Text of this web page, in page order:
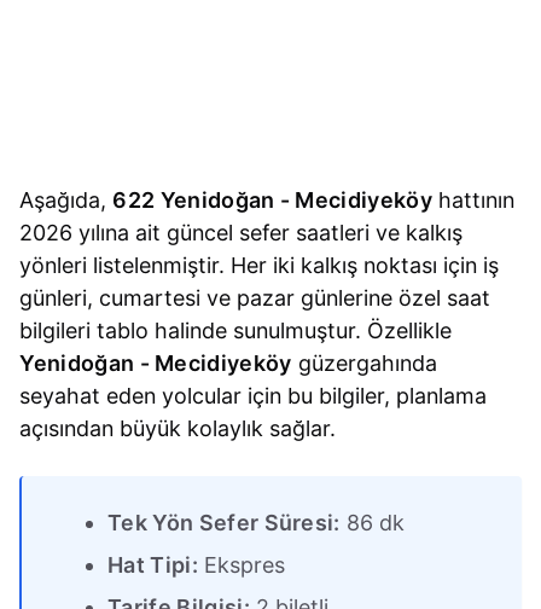
Aşağıda, 622 Yenidoğan - Mecidiyeköy hattının
2026 yılına ait güncel sefer saatleri ve kalkış
yönleri listelenmiştir. Her iki kalkış noktası için iş
günleri, cumartesi ve pazar günlerine özel saat
bilgileri tablo halinde sunulmuştur. Özellikle
Yenidoğan - Mecidiyeköy güzergahında
seyahat eden yolcular için bu bilgiler, planlama
açısından büyük kolaylık sağlar.
Tek Yön Sefer Süresi: 86 dk
Hat Tipi: Ekspres